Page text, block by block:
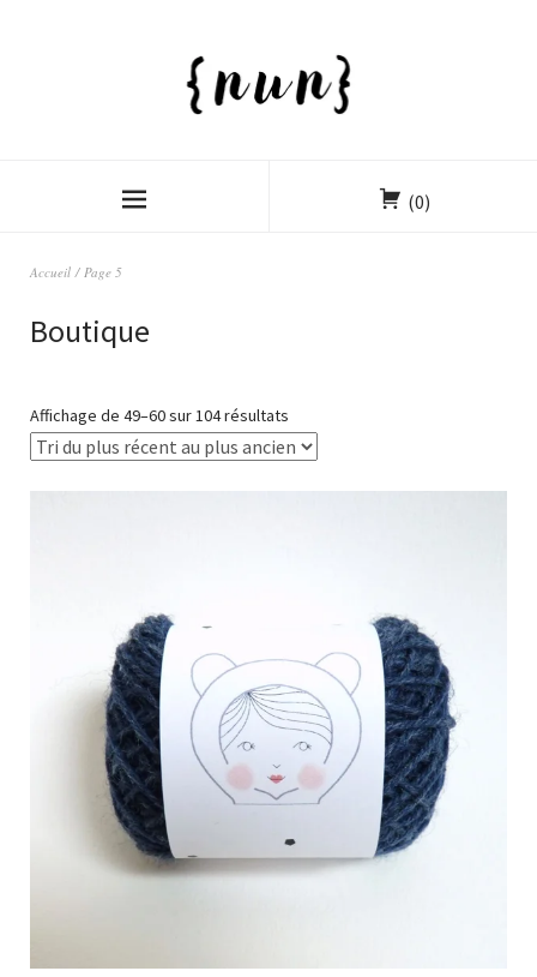
(0)
Accueil / Page 5
Boutique
Affichage de 49–60 sur 104 résultats